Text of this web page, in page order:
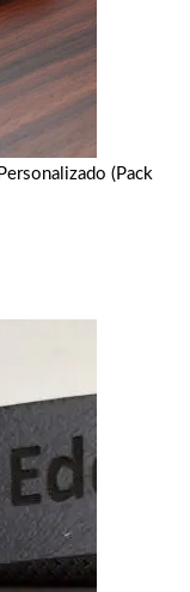
(Pack